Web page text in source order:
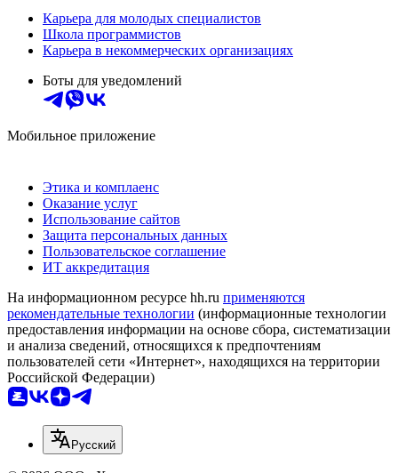
Карьера для молодых специалистов
Школа программистов
Карьера в некоммерческих организациях
Боты для уведомлений
Мобильное приложение
Этика и комплаенс
Оказание услуг
Использование сайтов
Защита персональных данных
Пользовательское соглашение
ИТ аккредитация
На информационном ресурсе hh.ru применяются
рекомендательные технологии (информационные технологии
предоставления информации на основе сбора, систематизации
и анализа сведений, относящихся к предпочтениям
пользователей сети «Интернет», находящихся на территории
Российской Федерации)
Русский